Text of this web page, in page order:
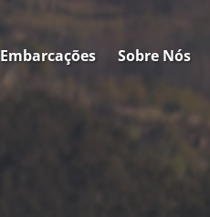
Embarcações Sobre Nós
Menu